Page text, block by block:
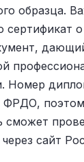
образца.
сертификат
Номер
ФРДО,
сможет
сайт